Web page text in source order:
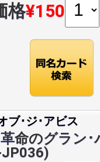
格¥150
ブ･ジ･アビス
命のグラン
JP036)